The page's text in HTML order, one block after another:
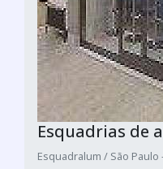
Esquadrias de
Esquadralum / São Paulo